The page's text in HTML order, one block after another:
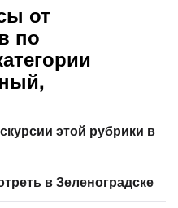
от
по
этой рубрики в
в Зеленоградске